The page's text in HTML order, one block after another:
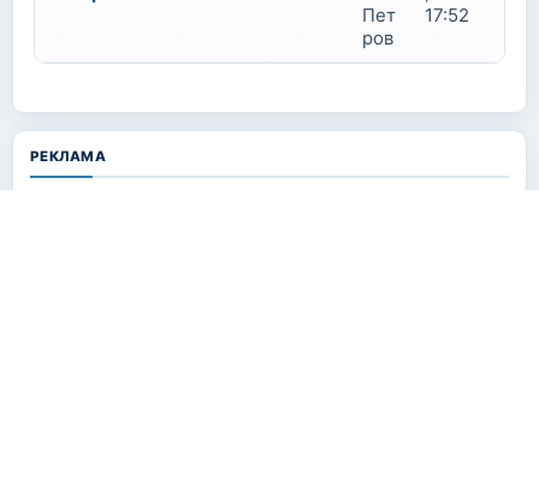
Пет
ров
17:52
РЕКЛАМА